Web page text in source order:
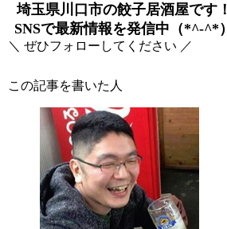
埼玉県川口市の餃子居酒屋です！
SNSで最新情報を発信中（*^-^*）
＼ ぜひフォローしてください ／
この記事を書いた人